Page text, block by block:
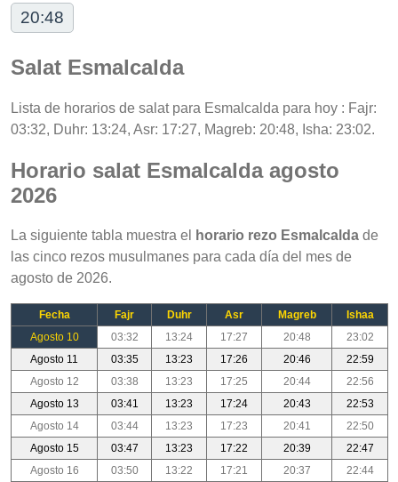
20:48
Salat Esmalcalda
Lista de horarios de salat para Esmalcalda para hoy : Fajr:
03:32, Duhr: 13:24, Asr: 17:27, Magreb: 20:48, Isha: 23:02.
Horario salat Esmalcalda agosto
2026
La siguiente tabla muestra el horario rezo Esmalcalda de
las cinco rezos musulmanes para cada día del mes de
agosto de 2026.
Fecha Fajr Duhr Asr Magreb
Ishaa
Agosto 10
03:32 13:24 17:27 20:48
23:02
Agosto 11
03:35 13:23 17:26 20:46
22:59
Agosto 12
03:38 13:23 17:25 20:44
22:56
Agosto 13
03:41 13:23 17:24 20:43
22:53
Agosto 14
03:44 13:23 17:23 20:41
22:50
Agosto 15
03:47 13:23 17:22 20:39
22:47
Agosto 16
03:50 13:22 17:21 20:37
22:44